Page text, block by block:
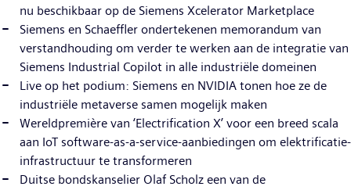
nu beschikbaar op de Siemens Xcelerator Marketplace
Siemens en Schaeffler ondertekenen memorandum van
verstandhouding om verder te werken aan de integratie van
Siemens Industrial Copilot in alle industriële domeinen
Live op het podium: Siemens en NVIDIA tonen hoe ze de
industriële metaverse samen mogelijk maken
Wereldpremière van ‘Electrification X’ voor een breed scala
aan IoT software-as-a-service-aanbiedingen om elektrificatie-
infrastructuur te transformeren
Duitse bondskanselier Olaf Scholz een van de